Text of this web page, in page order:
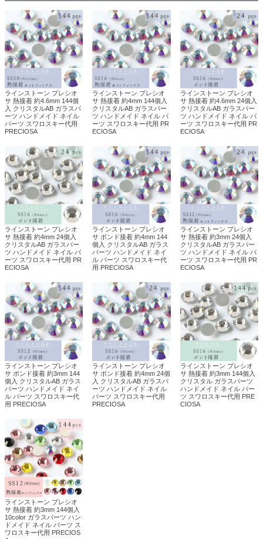
ラインストーン プレシオ
サ 熱接着 約4.6mm 144個
入 クリスタルAB ガラスパ
ーツ ハンドメイド ネイル
パーツ スワロスキー代用
PRECIOSA
ラインストーン プレシオ
サ 熱接着 約4mm 144個入
クリスタルAB ガラスパー
ツ ハンドメイド ネイル パ
ーツ スワロスキー代用 PR
ECIOSA
ラインストーン プレシオ
サ 熱接着 約4.6mm 24個入
クリスタルAB ガラスパー
ツ ハンドメイド ネイル パ
ーツ スワロスキー代用 PR
ECIOSA
ラインストーン プレシオ
サ 熱接着 約4mm 24個入
クリスタルAB ガラスパー
ツ ハンドメイド ネイル パ
ーツ スワロスキー代用 PR
ECIOSA
ラインストーン プレシオ
サ ボンド接着 約4mm 144
個入 クリスタルAB ガラス
パーツ ハンドメイド ネイ
ル パーツ スワロスキー代
用 PRECIOSA
ラインストーン プレシオ
サ 熱接着 約3mm 24個入
クリスタルAB ガラスパー
ツ ハンドメイド ネイル パ
ーツ スワロスキー代用 PR
ECIOSA
ラインストーン プレシオ
サ ボンド接着 約3mm 144
個入 クリスタルAB ガラス
パーツ ハンドメイド ネイ
ル パーツ スワロスキー代
用 PRECIOSA
ラインストーン プレシオ
サ ボンド接着 約4mm 24個
入 クリスタルAB ガラスパ
ーツ ハンドメイド ネイル
パーツ スワロスキー代用
PRECIOSA
ラインストーン プレシオ
サ 熱接着 約3mm 144個入
クリスタル ガラスパーツ
ハンドメイド ネイル パー
ツ スワロスキー代用 PRE
CIOSA
ラインストーン プレシオ
サ 熱接着 約3mm 144個入
10color ガラスパーツ ハン
ドメイド ネイル パーツ ス
ワロスキー代用 PRECIOS